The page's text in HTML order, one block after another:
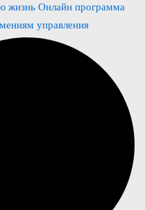
жизнь Онлайн программа
управления